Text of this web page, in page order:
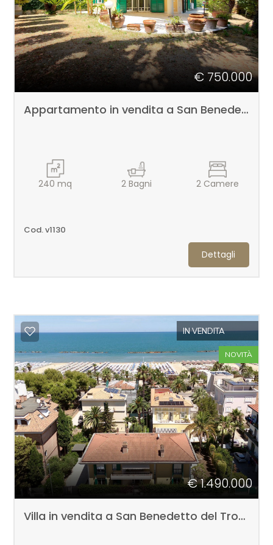
€ 750.000
Appartamento in vendita a San Benedetto del Tronto
240 mq 2Bagni 2 Camere
Cod. v1130
Dettagli
IN VENDITA
NOVITÀ
€ 1.490.000
Villa in vendita a San Benedetto del Tronto
Balcone/Terrazzo
Ascensore
Lusso